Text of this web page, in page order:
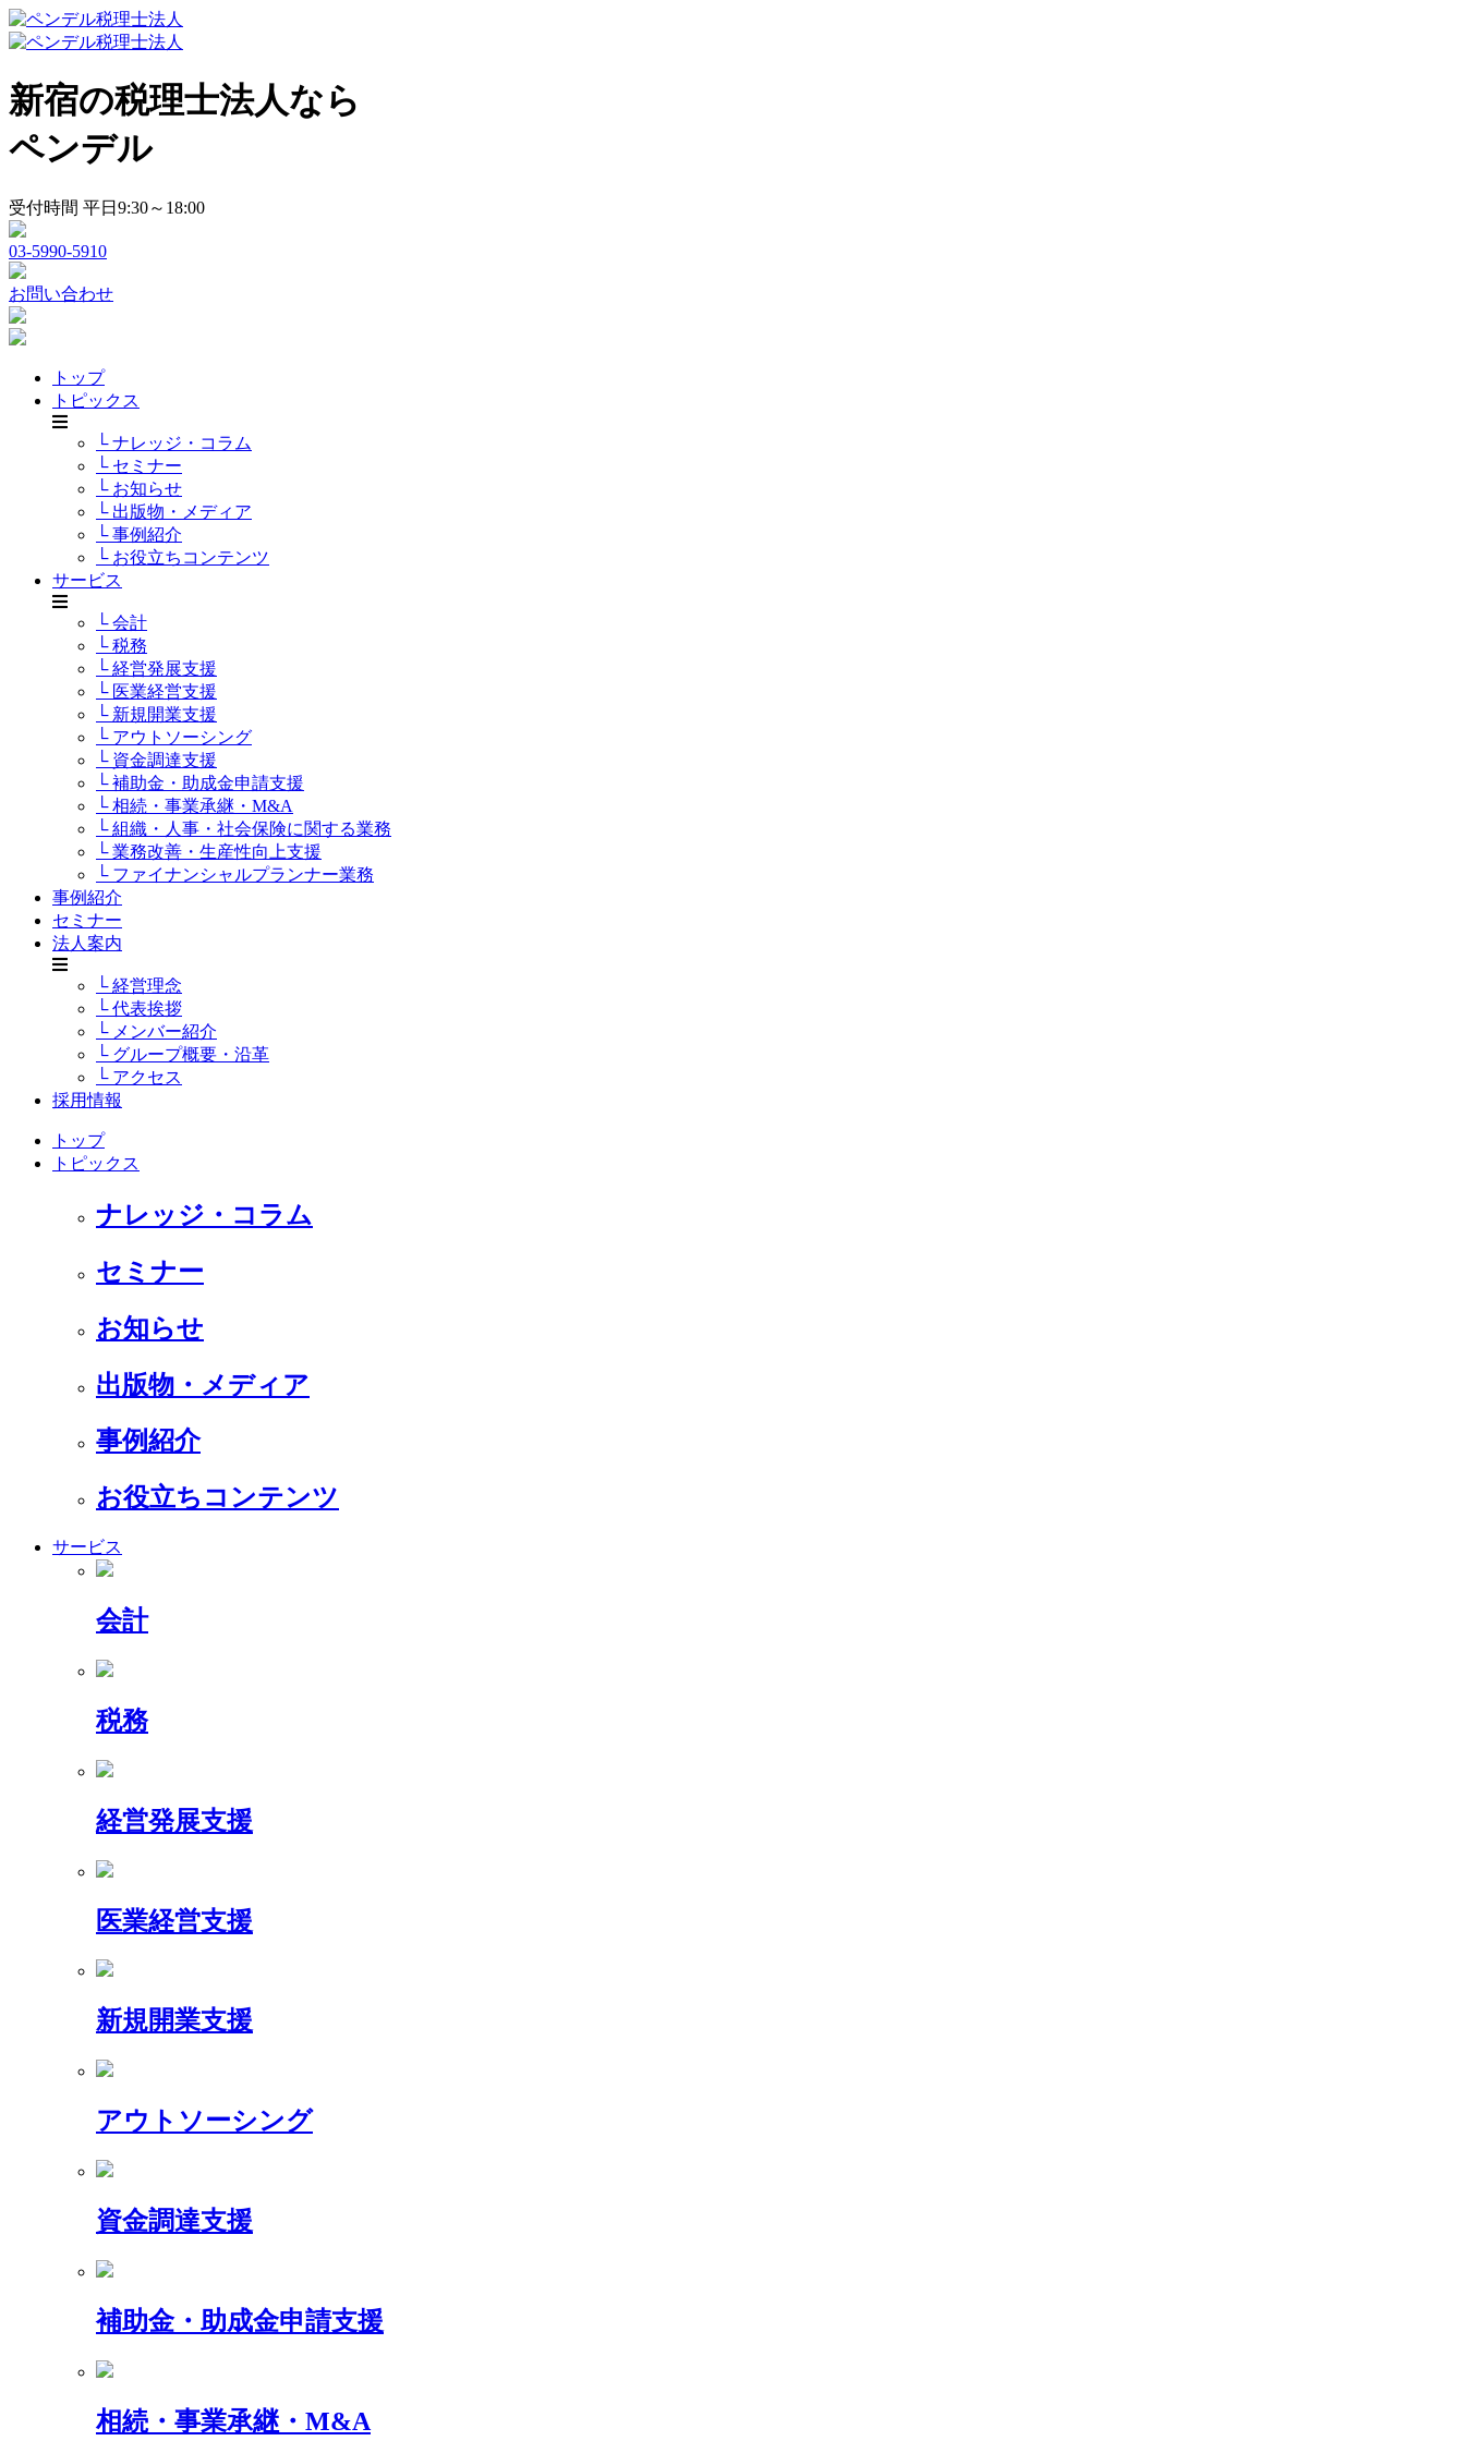
新宿の税理士法人なら
ペンデル
受付時間 平日9:30～18:00
03-5990-5910
お問い合わせ
トップ
トピックス
└ ナレッジ・コラム
└ セミナー
└ お知らせ
└ 出版物・メディア
└ 事例紹介
└ お役立ちコンテンツ
サービス
└ 会計
└ 税務
└ 経営発展支援
└ 医業経営支援
└ 新規開業支援
└ アウトソーシング
└ 資金調達支援
└ 補助金・助成金申請支援
└ 相続・事業承継・M&A
└ 組織・人事・社会保険に関する業務
└ 業務改善・生産性向上支援
└ ファイナンシャルプランナー業務
事例紹介
セミナー
法人案内
└ 経営理念
└ 代表挨拶
└ メンバー紹介
└ グループ概要・沿革
└ アクセス
採用情報
トップ
トピックス
ナレッジ・コラム
セミナー
お知らせ
出版物・メディア
事例紹介
お役立ちコンテンツ
サービス
会計
税務
経営発展支援
医業経営支援
新規開業支援
アウトソーシング
資金調達支援
補助金・助成金申請支援
相続・事業承継・M&A